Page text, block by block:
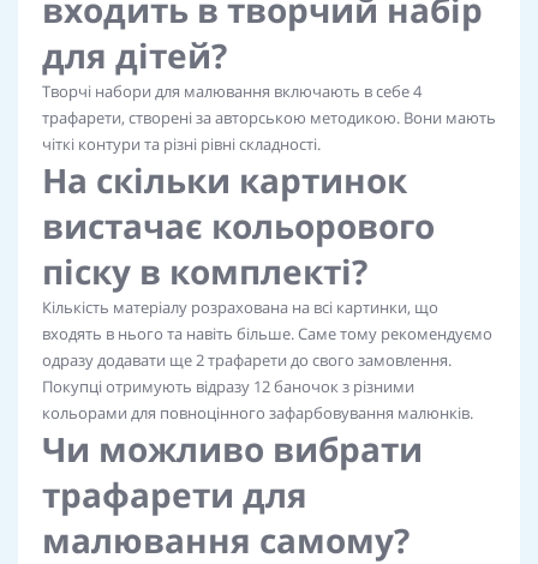
входить в творчий набір
для дітей?
Творчі набори для малювання включають в себе 4
трафарети, створені за авторською методикою. Вони мають
чіткі контури та різні рівні складності.
На скільки картинок
вистачає кольорового
піску в комплекті?
Кількість матеріалу розрахована на всі картинки, що
входять в нього та навіть більше. Саме тому рекомендуємо
одразу додавати ще 2 трафарети до свого замовлення.
Покупці отримують відразу 12 баночок з різними
кольорами для повноцінного зафарбовування малюнків.
Чи можливо вибрати
трафарети для
малювання самому?